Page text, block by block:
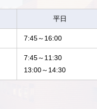
平日
7:45～16:00
7:45～11:30
13:00～14:30